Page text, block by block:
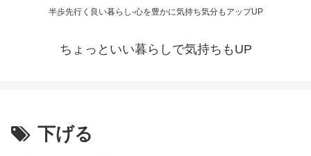
半歩先行く良い暮らし-心を豊かに気持ち気分もアップUP
ちょっといい暮らしで気持ちもUP
下げる